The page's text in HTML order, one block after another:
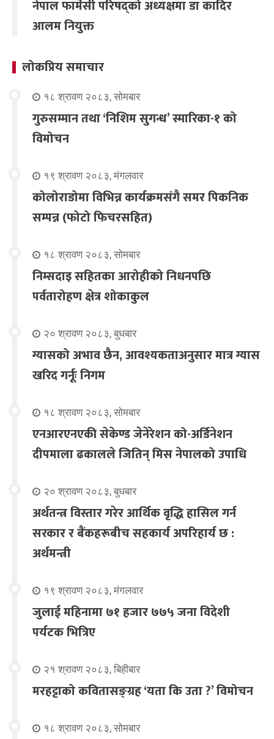
नेपाल फार्मेसी परिषद्को अध्यक्षमा डा कादिर
आलम नियुक्त
लोकप्रिय समाचार
१८ श्रावण २०८३, सोमबार
गुरुसम्मान तथा ‘निशिम सुगन्ध’ स्मारिका-१ को
विमोचन
१९ श्रावण २०८३, मंगलवार
कोलोराडोमा विभिन्न कार्यक्रमसंगै समर पिकनिक
सम्पन्न (फोटो फिचरसहित)
१८ श्रावण २०८३, सोमबार
निम्सदाइ सहितका आरोहीको निधनपछि
पर्वतारोहण क्षेत्र शोकाकुल
२० श्रावण २०८३, बुधबार
ग्यासको अभाव छैन, आवश्यकताअनुसार मात्र ग्यास
खरिद गर्नूः निगम
१८ श्रावण २०८३, सोमबार
एनआरएनएकी सेकेण्ड जेनेरेशन को-अर्डिनेशन
दीपमाला ढकालले जितिन् मिस नेपालको उपाधि
२० श्रावण २०८३, बुधबार
अर्थतन्त्र विस्तार गरेर आर्थिक वृद्धि हासिल गर्न
सरकार र बैंकहरूबीच सहकार्य अपरिहार्य छ :
अर्थमन्त्री
१९ श्रावण २०८३, मंगलवार
जुलाई महिनामा ७१ हजार ७७५ जना विदेशी
पर्यटक भित्रिए
२१ श्रावण २०८३, बिहीबार
मरहट्टाको कवितासङ्ग्रह ‘यता कि उता ?’ विमोचन
१८ श्रावण २०८३, सोमबार